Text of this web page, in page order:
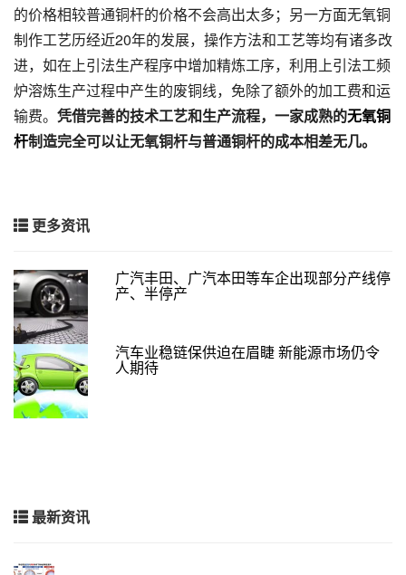
的价格相较普通铜杆的价格不会高出太多；另一方面无氧铜
制作工艺历经近20年的发展，操作方法和工艺等均有诸多改
进，如在上引法生产程序中增加精炼工序，利用上引法工频
炉溶炼生产过程中产生的废铜线，免除了额外的加工费和运
输费。 凭借完善的技术工艺和生产流程，一家成熟的无氧铜
杆制造完全可以让无氧铜杆与普通铜杆的成本相差无几。
更多资讯
广汽丰田、广汽本田等车企出现部分产线停
产、半停产
汽车业稳链保供迫在眉睫 新能源市场仍令
人期待
最新资讯